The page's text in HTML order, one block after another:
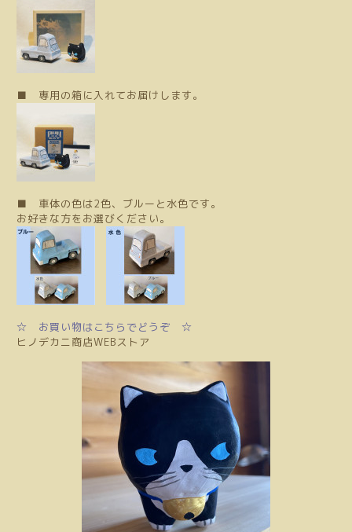
■ 専用の箱に入れてお届けします。
■ 車体の色は2色、ブルーと水色です。
お好きな方をお選びください。
☆ お買い物はこちらでどうぞ ☆
ヒノデカニ商店WEBストア